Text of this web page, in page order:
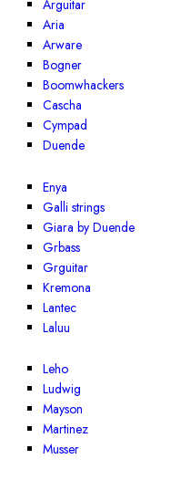
Arguitar
Aria
Arware
Bogner
Boomwhackers
Cascha
Cympad
Duende
Enya
Galli strings
Giara by Duende
Grbass
Grguitar
Kremona
Lantec
Laluu
Leho
Ludwig
Mayson
Martinez
Musser